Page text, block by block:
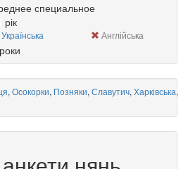
специальное
рік
Українська Англійська
, Осокорки, Позняки, Славутич, Харківська,